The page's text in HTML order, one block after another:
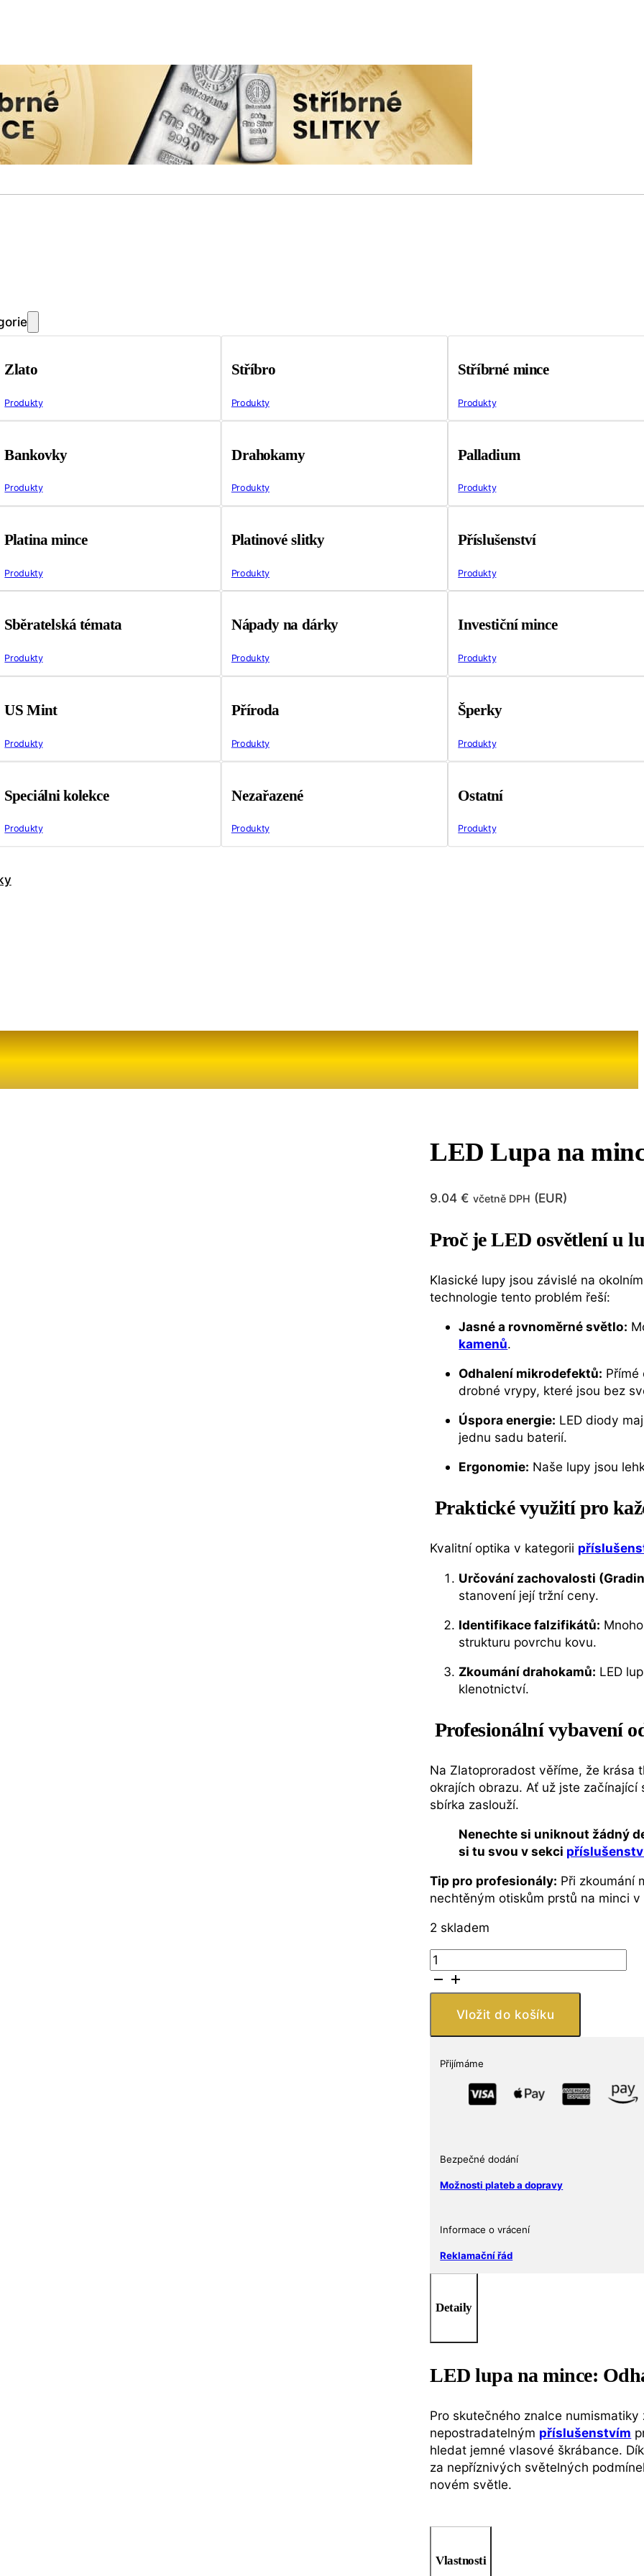
Zlato
Produkty
Stříbro
Produkty
Stříbrné mince
Produkty
Bankovky
Produkty
Drahokamy
Produkty
Palladium
Produkty
Platina mince
Produkty
Platinové slitky
Produkty
Příslušenství
Produkty
Sběratelská témata
Produkty
Nápady na dárky
Produkty
Investiční mince
Produkty
US Mint
Produkty
Příroda
Produkty
Šperky
Produkty
Speciálni kolekce
Produkty
Nezařazené
Produkty
Ostatní
Produkty
LED Lupa na
9.04€ včetně DPH (EUR)
Proč je LED osvětlení u
Klasické lupy jsou závislé na
technologie tento problém řeší:
Jasné a rovnoměrné světlo:
kamenů.
Odhalení mikrodefektů:
drobné vrypy, které jsou bez
Úspora energie: LED diody
jednu sadu baterií.
Ergonomie: Naše lupy jsou
Praktické využití pro
Kvalitní optika v kategorii
Určování zachovalosti
stanovení její tržní ceny.
Identifikace falzifikátů:
strukturu povrchu kovu.
Zkoumání drahokamů: LED
klenotnictví.
Profesionální vybavení
Na Zlatoproradost věříme, že krása
okrajích obrazu. Ať už jste
sbírka zaslouží.
Nenechte si uniknout žádný
si tu svou v sekci
Tip pro profesionály: Při zkoumání
nechtěným otiskům prstů na minci
2 skladem
LED
Lupa
na
minceVložit do košíku
Přijímáme
Bezpečné dodání
Možnosti plateb a dopravy
Informace o vrácení
Reklamační řád
Detaily
LED lupa na mince:
Pro skutečného znalce
nepostradatelným příslušenstvím
hledat jemné vlasové škrábance.
za nepříznivých světelných
novém světle.
Vlastnosti